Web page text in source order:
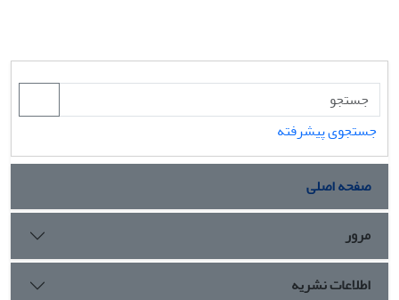
جستجوی پیشرفته
صفحه اصلی
مرور
اطلاعات نشریه